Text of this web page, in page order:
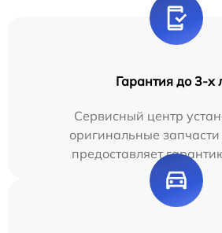
Гарантия до 3-х
Сервисный центр
оригинальные
предоставляет